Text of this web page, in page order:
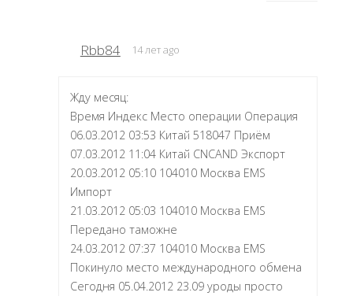
Rbb84 14 лет ago
Жду месяц:
Время Индекс Место операции Операция
06.03.2012 03:53 Китай 518047 Приём
07.03.2012 11:04 Китай CNCAND Экспорт
20.03.2012 05:10 104010 Москва EMS
Импорт
21.03.2012 05:03 104010 Москва EMS
Передано таможне
24.03.2012 07:37 104010 Москва EMS
Покинуло место международного обмена
Сегодня 05.04.2012 23.09 уроды просто